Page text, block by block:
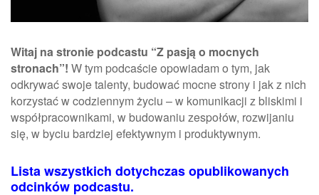
Witaj na stronie podcastu “Z pasją o mocnych
stronach”! W tym podcaście opowiadam o tym, jak
odkrywać swoje talenty, budować mocne strony i jak z nich
korzystać w codziennym życiu –w komunikacji z bliskimi i
współpracownikami, w budowaniu zespołów, rozwijaniu
się, w byciu bardziej efektywnym i produktywnym.
Lista wszystkich dotychczas opublikowanych
odcinków podcastu.